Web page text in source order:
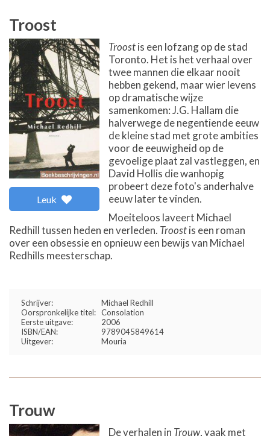
Troost
Leuk
Troostis een lofzang op de stad
Toronto. Het is het verhaal over
twee mannen die elkaar nooit
hebben gekend, maar wier levens
op dramatische wijze
samenkomen: J.G. Hallam die
halverwege de negentiende eeuw
de kleine stad met grote ambities
voor de eeuwigheid op de
gevoelige plaat zal vastleggen, en
David Hollis die wanhopig
probeert deze foto's anderhalve
eeuw later te vinden.
Moeiteloos laveert Michael
Redhill tussen heden en verleden. Troostis een roman
over een obsessie en opnieuw een bewijs van Michael
Redhills meesterschap.
Schrijver:
Michael Redhill
Oorspronkelijke titel: Consolation
Eerste uitgave:
2006
ISBN/EAN:
9789045849614
Uitgever:
Mouria
Trouw
De verhalen in Trouw, vaak met